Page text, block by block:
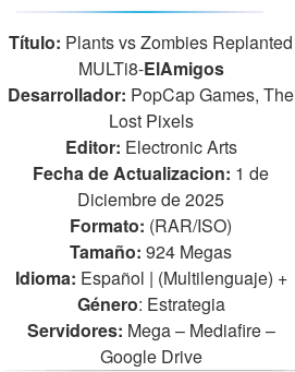
Título: Plants vs Zombies Replanted
MULTi8-ElAmigos
Desarrollador: PopCap Games, The
Lost Pixels
Editor: Electronic Arts
Fecha de Actualizacion: 1 de
Diciembre de 2025
Formato: (RAR/ISO)
Tamaño: 924 Megas
Idioma: Español | (Multilenguaje) +
Género: Estrategia
Servidores: Mega – Mediafire –
Google Drive